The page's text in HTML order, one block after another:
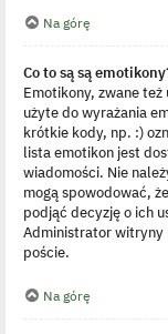
Na górę
Co to są są
Emotikony, zwane
użyte do wyrażania
krótkie kody, np. :)
lista emotikon jest
wiadomości. Nie
mogą spowodować,
podjąć decyzję o ich
Administrator witryny
poście.
Na górę